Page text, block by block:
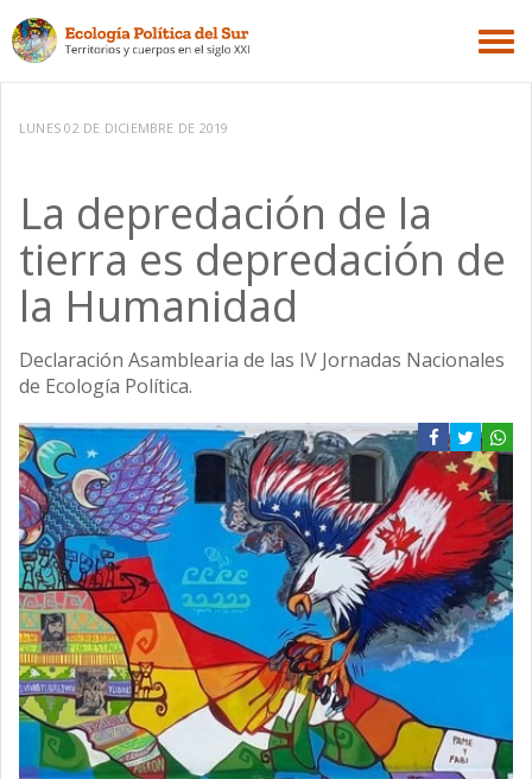
LUNES 02 DE DICIEMBRE DE 2019
La depredación de la
tierra es depredación de
la Humanidad
Declaración Asamblearia de las IV Jornadas Nacionales
de Ecología Política.